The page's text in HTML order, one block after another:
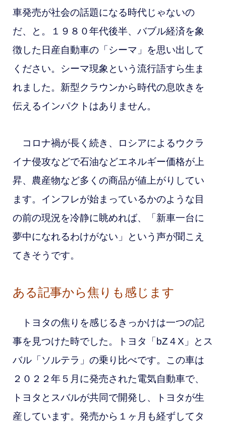
車発売が社会の話題になる時代じゃないの
だ、と。１９８０年代後半、バブル経済を象
徴した日産自動車の「シーマ」を思い出して
ください。シーマ現象という流行語すら生ま
れました。新型クラウンから時代の息吹きを
伝えるインパクトはありません。
コロナ禍が長く続き、ロシアによるウクラ
イナ侵攻などで石油などエネルギー価格が上
昇、農産物など多くの商品が値上がりしてい
ます。インフレが始まっているかのような目
の前の現況を冷静に眺めれば、「新車一台に
夢中になれるわけがない」という声が聞こえ
てきそうです。
ある記事から焦りも感じます
トヨタの焦りを感じるきっかけは一つの記
事を見つけた時でした。トヨタ「bZ４X」とス
バル「ソルテラ」の乗り比べです。この車は
２０２２年５ 月に発売された電気自動車で、
トヨタとスバルが共同で開発し、トヨタが生
産しています。発売から１ヶ月も経ずしてタ